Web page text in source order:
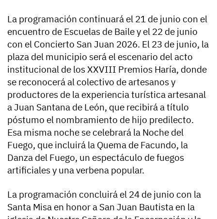
La programación continuará el 21 de junio con el
encuentro de Escuelas de Baile y el 22 de junio
con el Concierto San Juan 2026. El 23 de junio, la
plaza del municipio será el escenario del acto
institucional de los XXVIII Premios Haría, donde
se reconocerá al colectivo de artesanos y
productores de la experiencia turística artesanal
a Juan Santana de León, que recibirá a título
póstumo el nombramiento de hijo predilecto.
Esa misma noche se celebrará la Noche del
Fuego, que incluirá la Quema de Facundo, la
Danza del Fuego, un espectáculo de fuegos
artificiales y una verbena popular.
La programación concluirá el 24 de junio con la
Santa Misa en honor a San Juan Bautista en la